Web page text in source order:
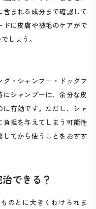
まれる成分まで確認して
ドに皮膚や被毛のケアがで
しょう。
・シャンプー・ドッグフ
シャンプーは、余分な皮
有効です。ただし、シャ
担を与えてしまう可能性
してから使うことをおすす
できる？
のとに大きくわけられま